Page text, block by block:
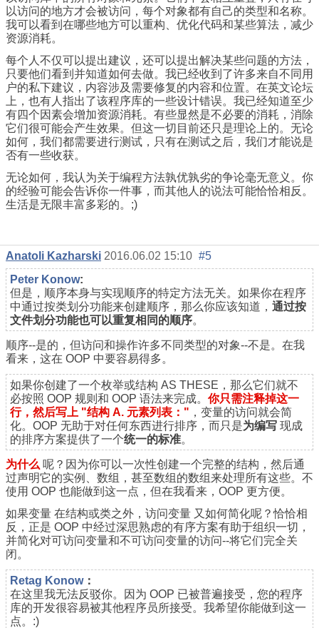
以访问的地方才会被访问，每个对象都有自己的类型和名称。
我可以看到在哪些地方可以重构、优化代码和某些算法，减少
资源消耗。
每个人不仅可以提出建议，还可以提出解决某些问题的方法，
只要他们看到并知道如何去做。我已经收到了许多来自不同用
户的私下建议，内容涉及需要修复的内容和位置。在英文论坛
上，也有人指出了该程序库的一些设计错误。我已经知道至少
有四个因素会增加资源消耗。有些显然是不必要的消耗，消除
它们很可能会产生效果。但这一切目前还只是理论上的。无论
如何，我们都需要进行测试，只有在测试之后，我们才能说是
否有一些收获。
无论如何，我认为关于编程方法孰优孰劣的争论毫无意义。你
的经验可能会告诉你一件事，而其他人的说法可能恰恰相反。
生活是无限丰富多彩的。;)
Anatoli Kazharski 2016.06.02 15:10 #5
Реter Konow:
但是，顺序本身与实现顺序的特定方法无关。如果你在程序
中通过按类划分功能来创建顺序，那么你应该知道， 通过按
文件划分功能也可以重复相同的顺序。
顺序--是的，但访问和操作许多不同类型的对象--不是。在我
看来，这在 OOP 中要容易得多。
如果你创建了一个枚举或结构 AS THESE，那么它们就不
必按照 OOP 规则和 OOP 语法来完成。 你只需注释掉这一
行，然后写上 "结构 A. 元素列表：" ，变量的访问就会简
化。OOP 无助于对任何东西进行排序，而只是为编写 现成
的排序方案提供了一个统一的标准。
为什么 呢？因为你可以一次性创建一个完整的结构，然后通
过声明它的实例、数组，甚至数组的数组来处理所有这些。不
使用 OOP 也能做到这一点，但在我看来，OOP 更方便。
如果变量 在结构或类之外， 访问变量 又如何简化呢？恰恰相
反，正是 OOP 中经过深思熟虑的有序方案有助于组织一切，
并简化对可访问变量和不可访问变量的访问--将它们完全关
闭。
Retag Konow：
在这里我无法反驳你。因为 OOP 已被普遍接受，您的程序
库的开发很容易被其他程序员所接受。我希望你能做到这一
点。:)